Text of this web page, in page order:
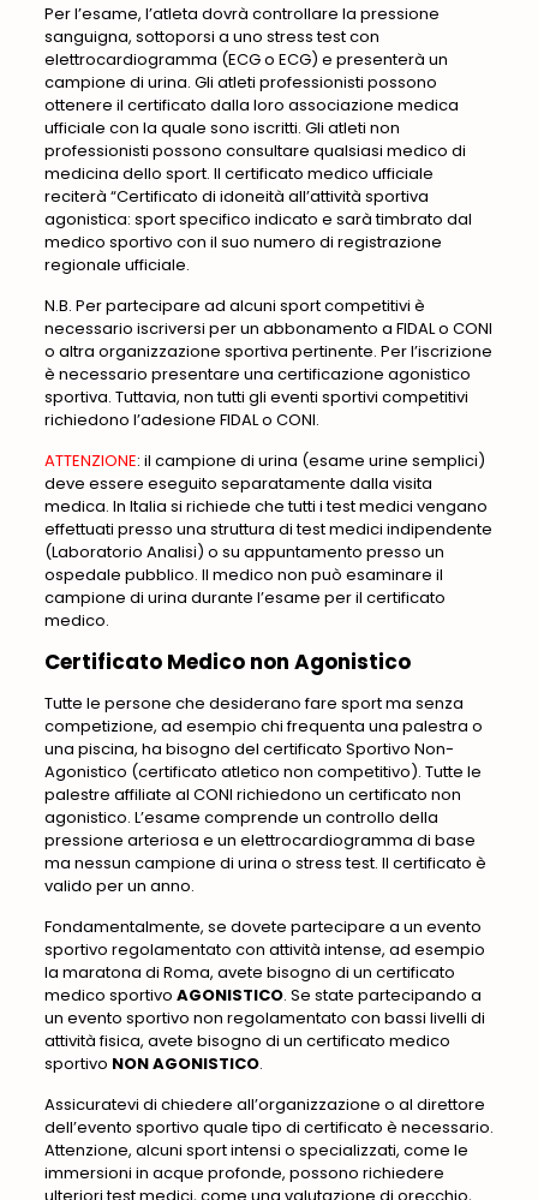
Per l’esame, l’atleta dovrà controllare la pressione
sanguigna, sottoporsi a uno stress test con
elettrocardiogramma (ECG o ECG) e presenterà un
campione di urina. Gli atleti professionisti possono
ottenere il certificato dalla loro associazione medica
ufficiale con la quale sono iscritti. Gli atleti non
professionisti possono consultare qualsiasi medico di
medicina dello sport. Il certificato medico ufficiale
reciterà “Certificato di idoneità all’attività sportiva
agonistica: sport specifico indicato e sarà timbrato dal
medico sportivo con il suo numero di registrazione
regionale ufficiale.
N.B. Per partecipare ad alcuni sport competitivi è
necessario iscriversi per un abbonamento a FIDAL o CONI
o altra organizzazione sportiva pertinente. Per l’iscrizione
è necessario presentare una certificazione agonistico
sportiva. Tuttavia, non tutti gli eventi sportivi competitivi
richiedono l’adesione FIDAL o CONI.
ATTENZIONE: il campione di urina (esame urine semplici)
deve essere eseguito separatamente dalla visita
medica. In Italia si richiede che tutti i test medici vengano
effettuati presso una struttura di test medici indipendente
(Laboratorio Analisi) o su appuntamento presso un
ospedale pubblico. Il medico non può esaminare il
campione di urina durante l’esame per il certificato
medico.
Certificato Medico non Agonistico
Tutte le persone che desiderano fare sport ma senza
competizione, ad esempio chi frequenta una palestra o
una piscina, ha bisogno del certificato Sportivo Non-
Agonistico (certificato atletico non competitivo). Tutte le
palestre affiliate al CONI richiedono un certificato non
agonistico. L’esame comprende un controllo della
pressione arteriosa e un elettrocardiogramma di base
ma nessun campione di urina o stress test. Il certificato è
valido per un anno.
Fondamentalmente, se dovete partecipare a un evento
sportivo regolamentato con attività intense, ad esempio
la maratona di Roma, avete bisogno di un certificato
medico sportivo AGONISTICO. Se state partecipando a
un evento sportivo non regolamentato con bassi livelli di
attività fisica, avete bisogno di un certificato medico
sportivo NON AGONISTICO.
Assicuratevi di chiedere all’organizzazione o al direttore
dell’evento sportivo quale tipo di certificato è necessario.
Attenzione, alcuni sport intensi o specializzati, come le
immersioni in acque profonde, possono richiedere